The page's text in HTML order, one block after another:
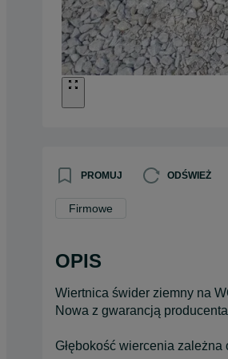
PROMUJ ODŚWIEŻ
Firmowe
OPIS
Wiertnica świder ziemny na
Nowa z gwarancją producenta
Głębokość wiercenia zależna